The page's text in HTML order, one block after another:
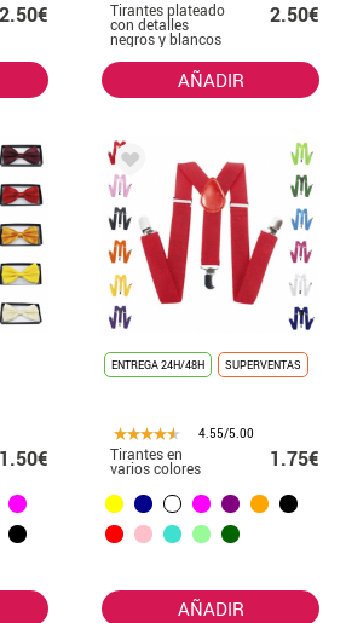
2.50€ Tirantes plateado
con detalles
negros y blancos
2.50€
AÑADIR
1.50€
ENTREGA 24H/48H SUPERVENTAS
4.55/5.00
Tirantes en
varios colores 1.75€
AÑADIR